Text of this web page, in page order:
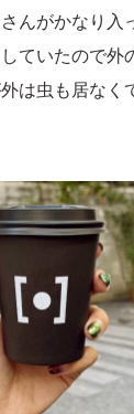
んがかなり入
ていたので外
は虫も居なく